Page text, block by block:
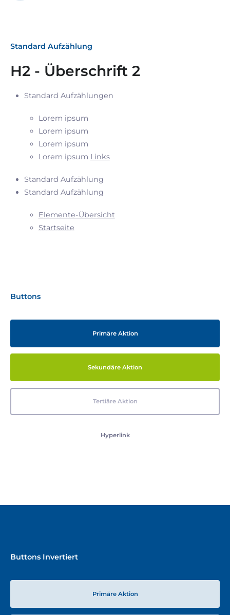
Standard Aufzählung
H2 - Überschrift 2
Standard Aufzählungen
Lorem ipsum
Lorem ipsum
Lorem ipsum
Lorem ipsum Links
Standard Aufzählung
Standard Aufzählung
Elemente-Übersicht
Startseite
Buttons
Primäre Aktion
Sekundäre Aktion
Tertiäre Aktion
Hyperlink
Buttons Invertiert
Primäre Aktion